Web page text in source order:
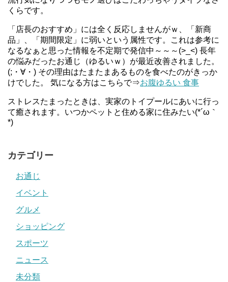
くらです。
「店長のおすすめ」には全く反応しませんがｗ、「新商
品」、「期間限定」に弱いという属性です。これは参考に
なるなぁと思った情報を不定期で発信中～～～(>_<) 長年
の悩みだったお通じ（ゆるいｗ）が最近改善されました。
(;・∀・) その理由はたまたまあるものを食べたのがきっか
けでした。 気になる方はこちらで⇒お腹ゆるい 食事
ストレスたまったときは、実家のトイプールにあいに行っ
て癒されます。いつかペットと住める家に住みたい(*´ω｀
*)
カテゴリー
お通じ
イベント
グルメ
ショッピング
スポーツ
ニュース
未分類